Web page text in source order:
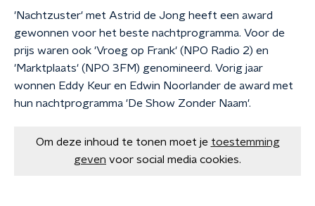
'Nachtzuster' met Astrid de Jong heeft een award
gewonnen voor het beste nachtprogramma. Voor de
prijs waren ook 'Vroeg op Frank' (NPO Radio 2) en
'Marktplaats' (NPO 3FM) genomineerd. Vorig jaar
wonnen Eddy Keur en Edwin Noorlander de award met
hun nachtprogramma 'De Show Zonder Naam'.
Om deze inhoud te tonen moet je toestemming
geven voor social media cookies.